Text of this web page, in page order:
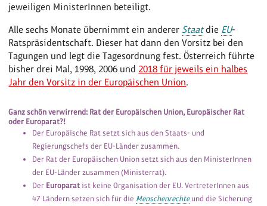
jeweiligen MinisterInnen beteiligt.
Alle sechs Monate übernimmt ein anderer Staatdie EU-
Ratspräsidentschaft. Dieser hat dann den Vorsitz bei den
Tagungen und legt die Tagesordnung fest. Österreich führte
bisher drei Mal, 1998, 2006 und 2018 für jeweils ein halbes
Jahr den Vorsitz in der Europäischen Union.
Ganz schön verwirrend: Rat der Europäischen Union, Europäischer Rat
oder Europarat?!
Der Europäische Rat setzt sich aus den Staats- und
Regierungschefs der EU-Länder zusammen.
Der Rat der Europäischen Union setzt sich aus den MinisterInnen
der EU-Länder zusammen (Ministerrat).
Der Europarat ist keine Organisation der EU. VertreterInnen aus
47 Ländern setzen sich für die Menschenrechteund die Sicherung